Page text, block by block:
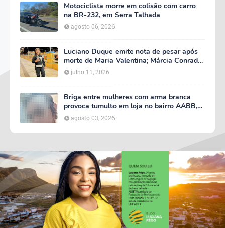
Motociclista morre em colisão com carro
na BR-232, em Serra Talhada
agosto 06, 2026
Luciano Duque emite nota de pesar após
morte de Maria Valentina; Márcia Conrado
decreta luto oficial de três dias em Serra
Talhada
julho 11, 2026
Briga entre mulheres com arma branca
provoca tumulto em loja no bairro AABB,
em Serra Talhada
agosto 03, 2026